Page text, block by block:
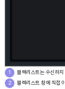
1
블랙리스트는 수신하
2
블랙리스트 창에 직접